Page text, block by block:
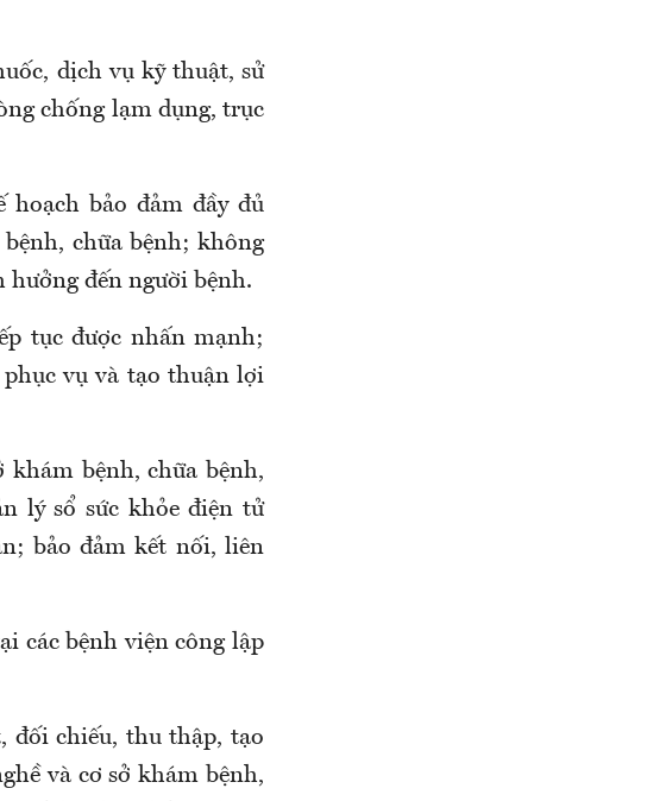
dịch vụ kỹ thuật, sử
chống lạm dụng, trục
hoạch bảo đảm đầy đủ
chữa bệnh; không
đến người bệnh.
tục được nhấn mạnh;
vụ và tạo thuận lợi
khám bệnh, chữa bệnh,
lý sổ sức khỏe điện tử
bảo đảm kết nối, liên
các bệnh viện công lập
đối chiếu, thu thập, tạo
và cơ sở khám bệnh,